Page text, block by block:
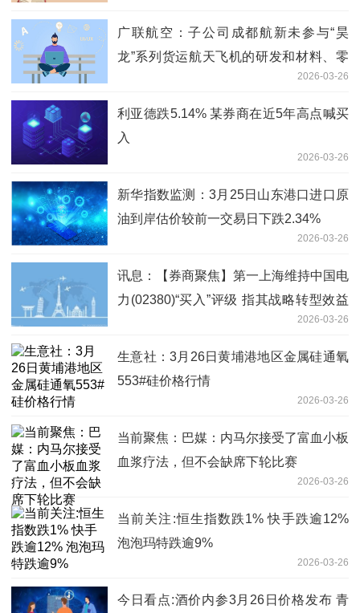
广联航空：子公司成都航新未参与“昊
龙”系列货运航天飞机的研发和材料、零
2026-03-26
利亚德跌5.14% 某券商在近5年高点喊买
入
2026-03-26
新华指数监测：3月25日山东港口进口原
油到岸估价较前一交易日下跌2.34%
2026-03-26
讯息：【券商聚焦】第一上海维持中国电
力(02380)“买入”评级 指其战略转型效益
2026-03-26
生意社：3月26日黄埔港地区金属硅通氧
553#硅价格行情
2026-03-26
当前聚焦：巴媒：内马尔接受了富血小板
血浆疗法，但不会缺席下轮比赛
2026-03-26
当前关注:恒生指数跌1% 快手跌逾12%
泡泡玛特跌逾9%
2026-03-26
今日看点:酒价内参3月26日价格发布 青